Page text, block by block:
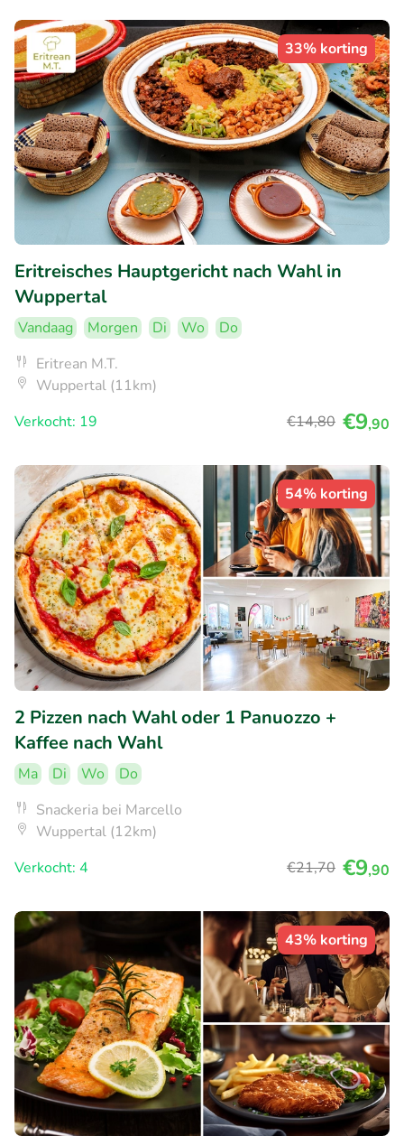
33% korting
Eritreisches Hauptgericht nach Wahl in
Wuppertal
Vandaag Morgen Di Wo
Do
Eritrean M.T.
Wuppertal (11km)
Verkocht: 19
€14,80 €9,90
54% korting
2 Pizzen nach Wahl oder 1 Panuozzo +
Kaffee nach Wahl
Ma Di Wo
Do
Snackeria bei Marcello
Wuppertal (12km)
Verkocht: 4
€21,70 €9,90
43% korting